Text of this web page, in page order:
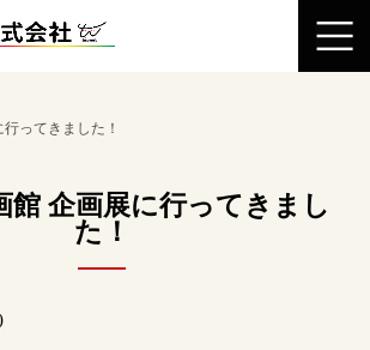
ってきました！
館 企画展に行ってきまし
た！